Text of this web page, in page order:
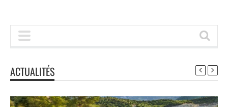
ACTUALITÉS